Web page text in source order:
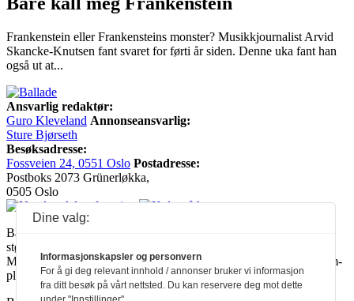
Frankenstein eller Frankensteins monster? Musikkjournalist Arvid
Skancke-Knutsen fant svaret for førti år siden. Denne uka fant han
også ut at...
Ansvarlig redaktør:
Guro Kleveland Annonseansvarlig:
Sture Bjørseth
Besøksadresse:
Fossveien 24, 0551 Oslo Postadresse:
Postboks 2073 Grünerløkka,
0505 Oslo
Ballade mottar tilskudd fra Norsk kulturråd, i tillegg til økonomisk
støtte fra eierne NOPA, Norsk komponistforening og
Musikkforleggerne. Ballade drives etter Redaktør- og Vær Varsom-
plakaten.
Dine valg:
Informasjonskapsler og personvern
For å gi deg relevant innhold / annonser bruker vi informasjon
fra ditt besøk på vårt nettsted. Du kan reservere deg mot dette